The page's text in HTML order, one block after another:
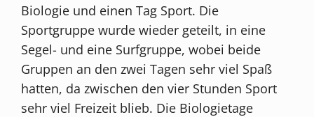
Biologie und einen Tag Sport. Die
Sportgruppe wurde wieder geteilt, in eine
Segel- und eine Surfgruppe, wobei beide
Gruppen an den zwei Tagen sehr viel Spaß
hatten, da zwischen den vier Stunden Sport
sehr viel Freizeit blieb. Die Biologietage